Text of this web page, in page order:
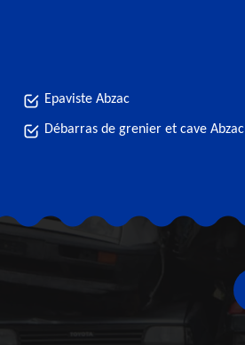
Epaviste Abzac
Débarras de grenier et cave Abzac